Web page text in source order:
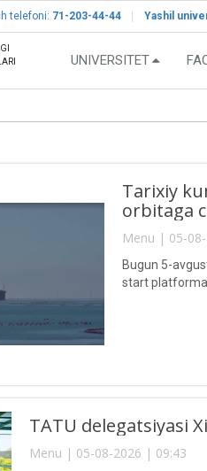
telefoni: 71-203-44-44 Yashil
UNIVERSITET
Tarixiy
orbitaga
Menu | 05-
Bugun 5-
start
TATU delegatsiyasi
Menu | 05-08-2026 | 09:43